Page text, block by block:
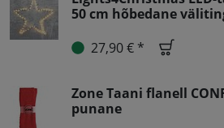
50 cm hõbedane
27,90 € *
Zone Taani flanell
punane